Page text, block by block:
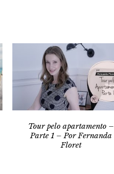
Tour pelo apartamento –
Parte 1 – Por Fernanda
Floret